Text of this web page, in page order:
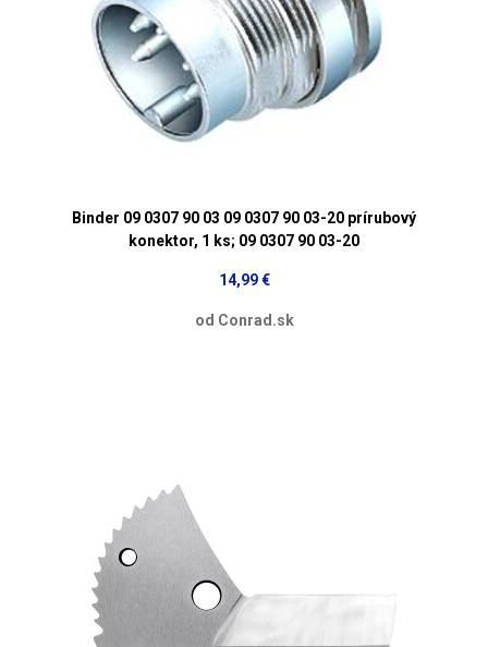
Binder 09 0307 90 03 09 0307 90 03-20 prírubový
konektor, 1 ks; 09 0307 90 03-20
14,99 €
od Conrad.sk